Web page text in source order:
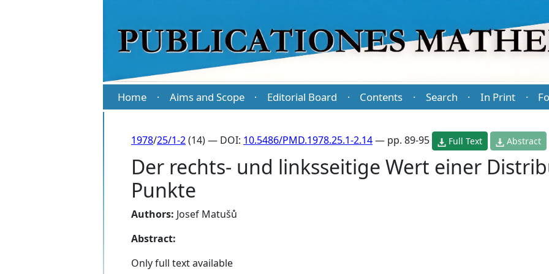
Home · Aims and Scope · Editorial Board · Contents · Search · In Print ·
1978/25/1-2(14) — DOI: 10.5486/PMD.1978.25.1-2.14— pp. 89-95 Full Text Abstract
Der rechts- und linksseitige Wert einer
Punkte
Authors: Josef Matušů
Abstract:
Only full text available